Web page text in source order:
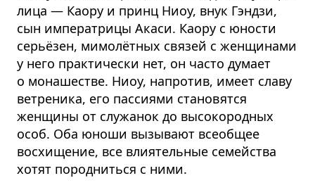
лица — Каору и принц Ниоу, внук Гэндзи,
сын императрицы Акаси. Каору с юности
серьёзен, мимолётных связей с женщинами
у него практически нет, он часто думает
о монашестве. Ниоу, напротив, имеет славу
ветреника, его пассиями становятся
женщины от служанок до высокородных
особ. Оба юноши вызывают всеобщее
восхищение, все влиятельные семейства
хотят породниться с ними.